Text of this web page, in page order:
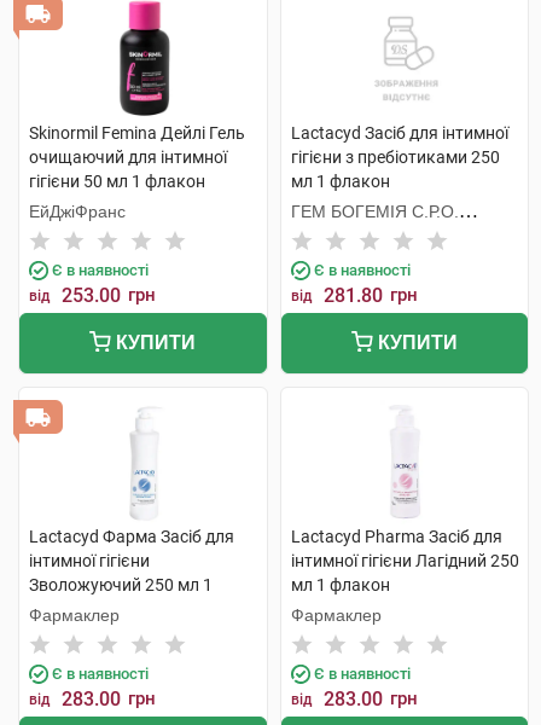
Skinormil Femina Дейлі Гель
очищаючий для інтимної
гігієни 50 мл 1 флакон
ЕйДжіФранс
Є в наявності
від 253.00 грн
КУПИТИ
Lactacyd Засіб для інтимної
гігієни з пребіотиками 250
мл 1 флакон
ГЕМ БОГЕМІЯ С.Р.О.
ЧЕСЬКА РЕСПУБЛІКА
Є в наявності
від 281.80 грн
КУПИТИ
Lactacyd Фарма Засіб для
інтимної гігієни
Зволожуючий 250 мл 1
флакон
Фармаклер
Є в наявності
від 283.00 грн
Lactacyd Pharma Засіб для
інтимної гігієни Лагідний 250
мл 1 флакон
Фармаклер
Є в наявності
від 283.00 грн